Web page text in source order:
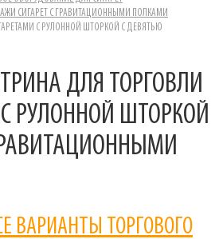
СИГАРЕТ С ГРАВИТАЦИОННЫМИ ПОЛКАМИ
С РУЛОННОЙ ШТОРКОЙ С ДЕВЯТЬЮ
ДЛЯ ТОРГОВЛИ
РУЛОННОЙ ШТОРКОЙ
ВАРИАНТЫ ТОРГОВОГО